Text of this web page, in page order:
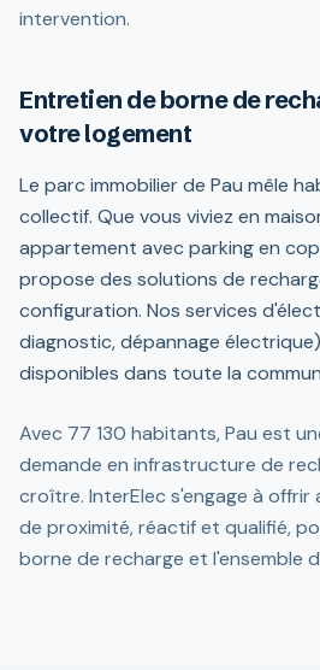
intervention.
Entretien de borne de
votre logement
Le parc immobilier de Pau mêle
collectif. Que vous viviez en
appartement avec parking en
propose des solutions de
configuration. Nos services
diagnostic, dépannage
disponibles dans toute la
Avec 77 130 habitants, Pau est
demande en infrastructure de
croître. InterElec s'engage à offrir
de proximité, réactif et qualifié,
borne de recharge et l'ensemble